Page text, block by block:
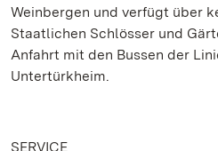
Weinbergen und verfügt über
Staatlichen Schlösser und
Anfahrt mit den Bussen der
Untertürkheim.
SERVICE